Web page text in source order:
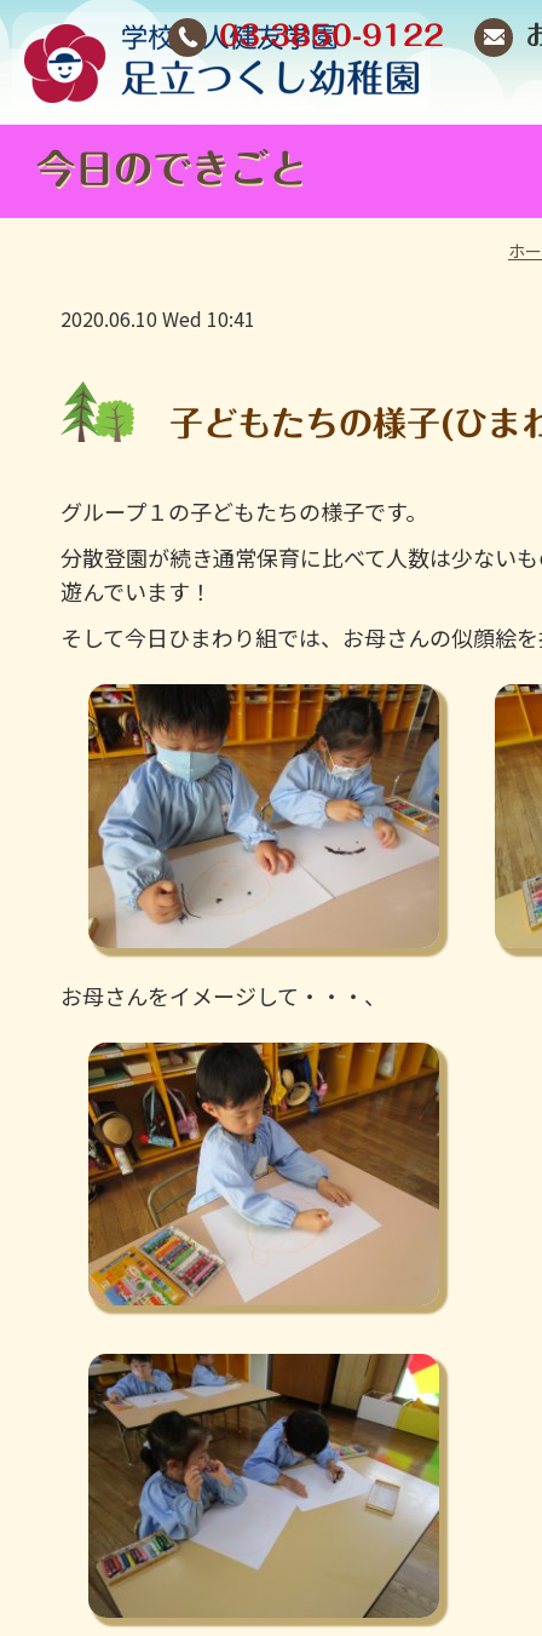
03-3850-9122
今日のできごと
ホ
2020.06.10 Wed 10:41
子どもたちの様子(ひま
グループ１の子どもたちの様子です。
分散登園が続き通常保育に比べて人数は少ない
遊んでいます！
そして今日ひまわり組では、お母さんの似顔絵
お母さんをイメージして・・・、